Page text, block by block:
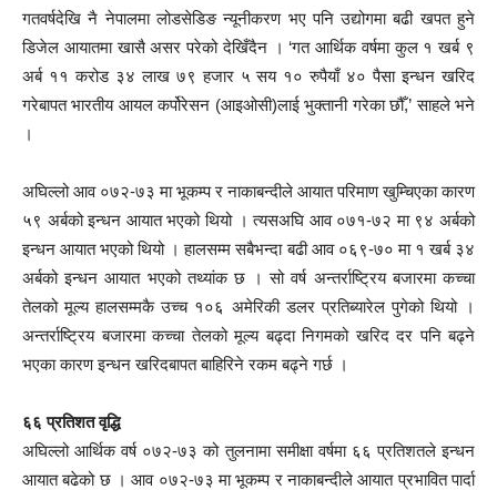
गतवर्षदेखि नै नेपालमा लोडसेडिङ न्यूनीकरण भए पनि उद्योगमा बढी खपत हुने
डिजेल आयातमा खासै असर परेको देखिँदैन । ‘गत आर्थिक वर्षमा कुल १ खर्ब ९
अर्ब ११ करोड ३४ लाख ७९ हजार ५ सय १० रुपैयाँ ४० पैसा इन्धन खरिद
गरेबापत भारतीय आयल कर्पोरेसन (आइओसी)लाई भुक्तानी गरेका छौँ,’ साहले भने
।
अघिल्लो आव ०७२-७३ मा भूकम्प र नाकाबन्दीले आयात परिमाण खुम्चिएका कारण
५९ अर्बको इन्धन आयात भएको थियो । त्यसअघि आव ०७१-७२ मा ९४ अर्बको
इन्धन आयात भएको थियो । हालसम्म सबैभन्दा बढी आव ०६९-७० मा १ खर्ब ३४
अर्बको इन्धन आयात भएको तथ्यांक छ । सो वर्ष अन्तर्राष्ट्रिय बजारमा कच्चा
तेलको मूल्य हालसम्मकै उच्च १०६ अमेरिकी डलर प्रतिब्यारेल पुगेको थियो ।
अन्तर्राष्ट्रिय बजारमा कच्चा तेलको मूल्य बढ्दा निगमको खरिद दर पनि बढ्ने
भएका कारण इन्धन खरिदबापत बाहिरिने रकम बढ्ने गर्छ ।
६६ प्रतिशत वृद्धि
अघिल्लो आर्थिक वर्ष ०७२-७३ को तुलनामा समीक्षा वर्षमा ६६ प्रतिशतले इन्धन
आयात बढेको छ । आव ०७२-७३ मा भूकम्प र नाकाबन्दीले आयात प्रभावित पार्दा